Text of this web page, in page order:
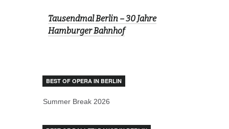
Tausendmal Berlin – 30 Jahre
Hamburger Bahnhof
BEST OF OPERA IN BERLIN
Summer Break 2026